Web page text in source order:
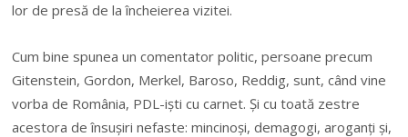
lor de presă de la încheierea vizitei.
Cum bine spunea un comentator politic, persoane precum
Gitenstein, Gordon, Merkel, Baroso, Reddig, sunt, când vine
vorba de România, PDL-iști cu carnet. Și cu toată zestre
acestora de însușiri nefaste: mincinoși, demagogi, aroganți și,